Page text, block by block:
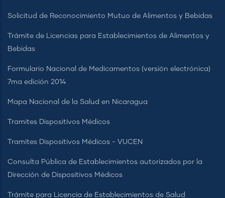
Solicitud de Reconocimiento Mutuo de Alimentos y Bebidas
Trámite de Licencias para Establecimientos de Alimentos y
Bebidas
Formulario Nacional de Medicamentos (versión electrónica)
7ma edición 2014
Mapa Nacional de la Salud en Nicaragua
Tramites Dispositivos Médicos
Tramites Dispositivos Médicos - VUCEN
Consulta Pública de Establecimientos autorizados por la
Dirección de Dispositivos Médicos
Trámite para Licencia de Establecimientos de Salud